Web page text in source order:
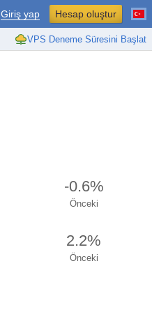
VPS Deneme Süresini Başlat
Giriş yap Hesap oluştur
-0.6%
Önceki
2.2%
Önceki